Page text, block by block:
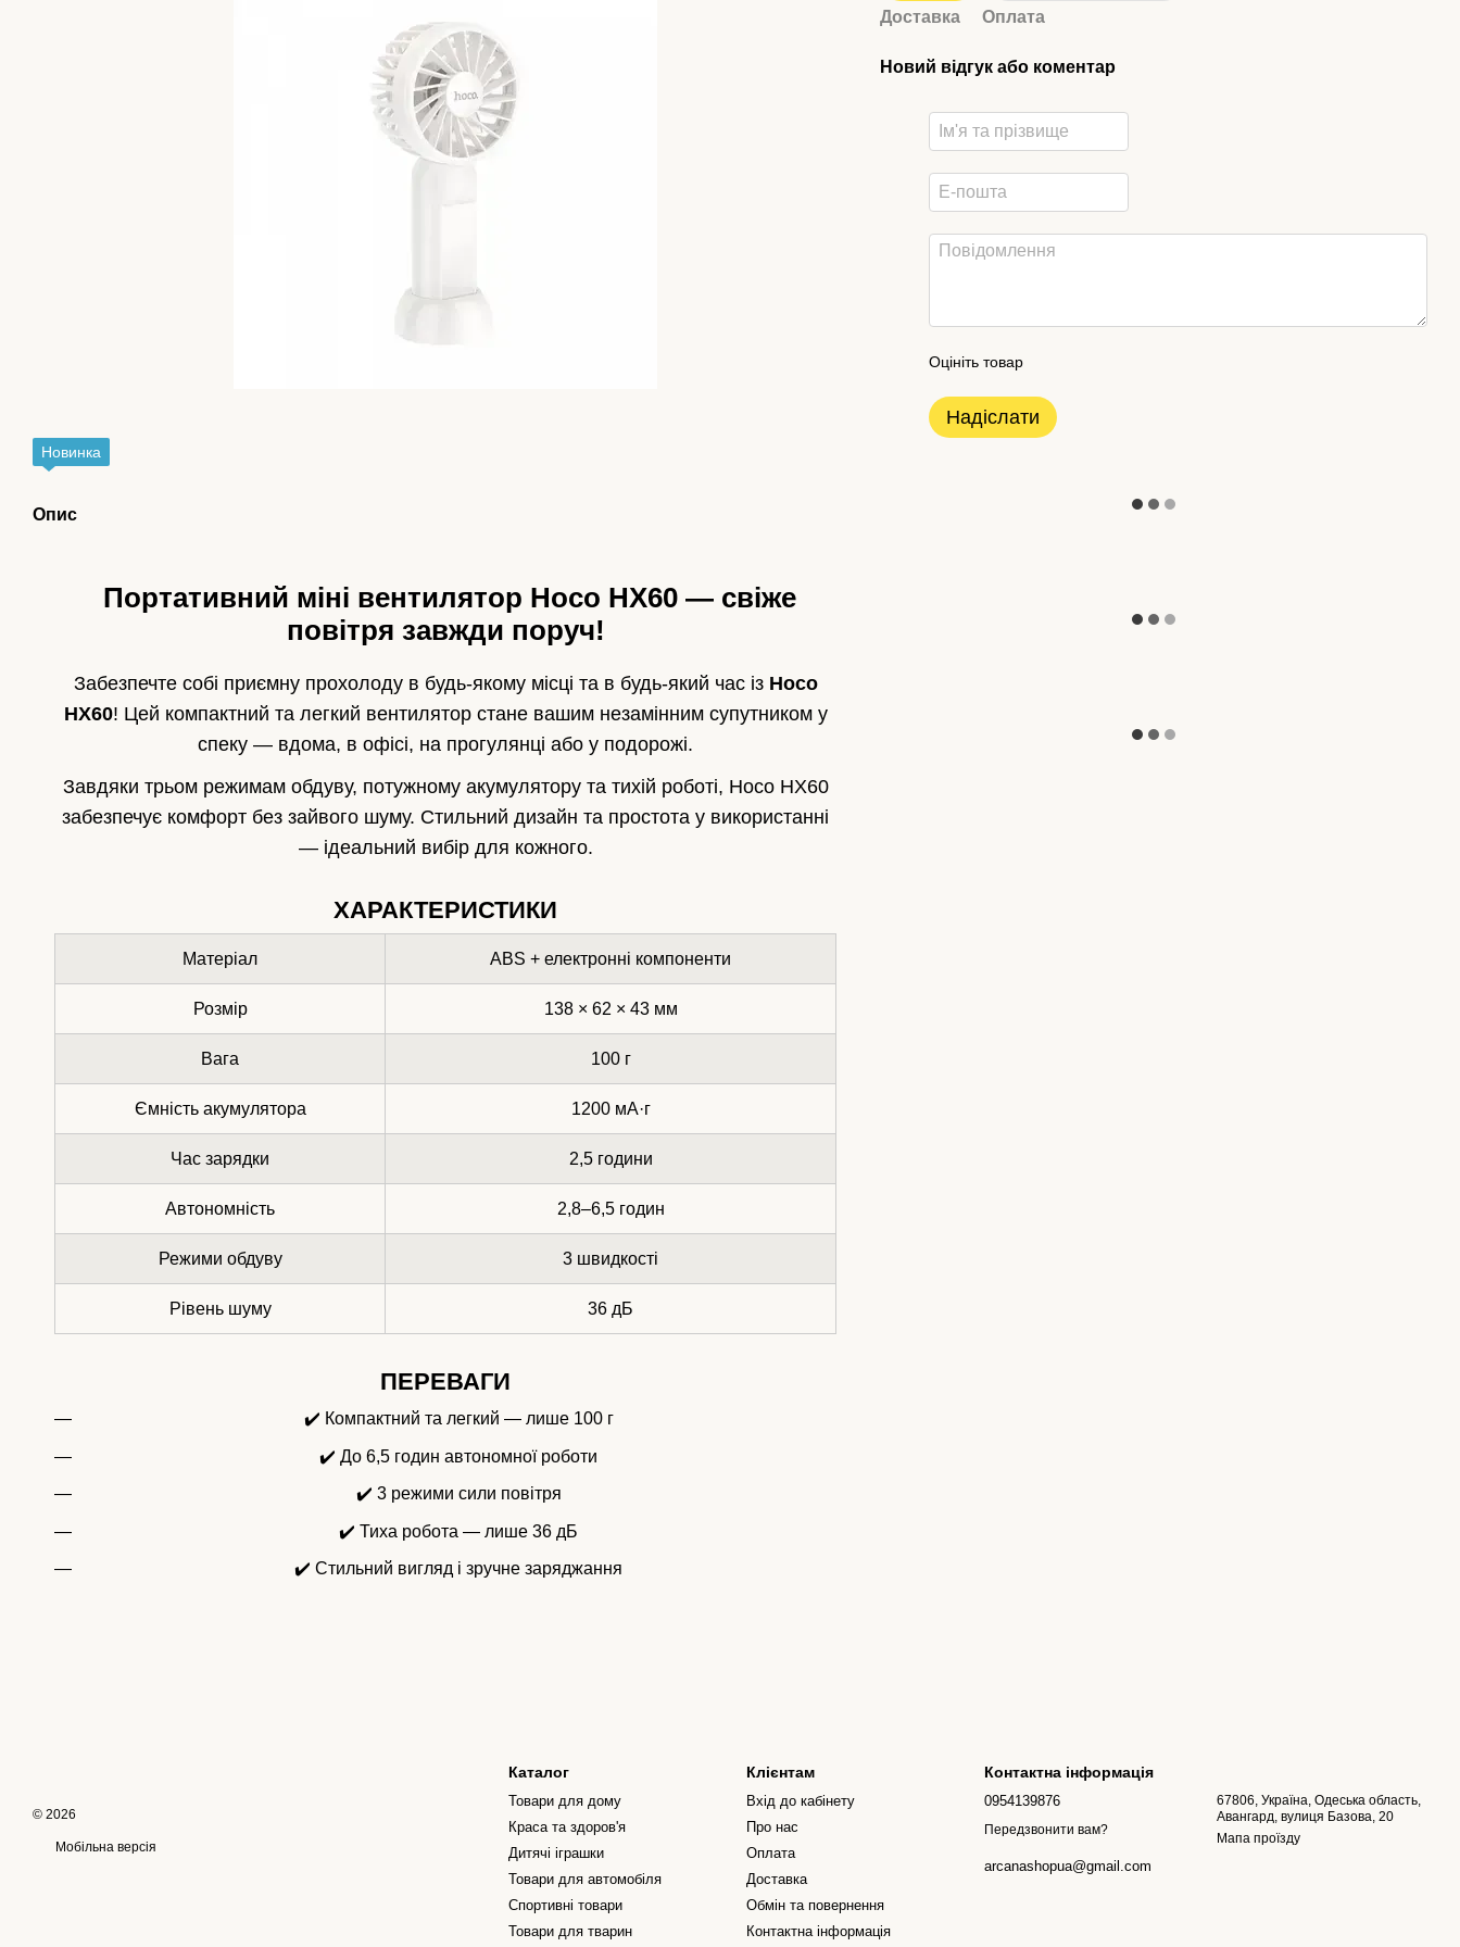
Новинка
Опис
️ Портативний міні вентилятор Hoco HX60 — свіже
повітря завжди поруч!
Забезпечте собі приємну прохолоду в будь-якому місці та в будь-який час із Hoco
HX60! Цей компактний та легкий вентилятор стане вашим незамінним супутником у
спеку — вдома, в офісі, на прогулянці або у подорожі.
Завдяки трьом режимам обдуву, потужному акумулятору та тихій роботі, Hoco HX60
забезпечує комфорт без зайвого шуму. Стильний дизайн та простота у використанні
— ідеальний вибір для кожного.
ХАРАКТЕРИСТИКИ
Матеріал ABS + електронні компоненти
Розмір 138 × 62 × 43 мм
Вага 100 г
Ємність акумулятора 1200 мА·г
Час зарядки 2,5 години
Автономність 2,8–6,5 годин
Режими обдуву 3 швидкості
Рівень шуму 36 дБ
ПЕРЕВАГИ
✔️ Компактний та легкий — лише 100 г
✔️ До 6,5 годин автономної роботи
✔️ 3 режими сили повітря
✔️ Тиха робота — лише 36 дБ
✔️ Стильний вигляд і зручне заряджання
Доставка Оплата
Новий відгук або коментар
Оцініть товар
Надіслати
© 2026
Мобільна версія
Каталог
Товари для дому
Краса та здоров'я
Дитячі іграшки
Товари для автомобіля
Спортивні товари
Товари для тварин
Клієнтам
Вхід до кабінету
Про нас
Оплата
Доставка
Обмін та повернення
Контактна інформація
Контактна інформація
0954139876
Передзвонити вам?
arcanashopua@gmail.com
67806, Україна, Одеська область,
Авангард, вулиця Базова, 20
Мапа проїзду